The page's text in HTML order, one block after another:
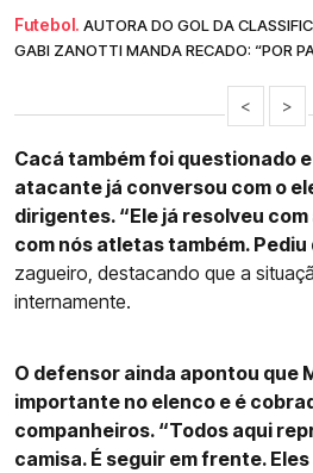
Futebol. AUTORA DO GOL DA
GABI ZANOTTI MANDA RECADO: “POR
< >
Cacá também foi questionado
atacante já conversou com o
dirigentes. “Ele já resolveu
com nós atletas também. Pediu
zagueiro, destacando que a
internamente.
O defensor ainda apontou que
importante no elenco e é
companheiros. “Todos aqui
camisa. É seguir em frente.